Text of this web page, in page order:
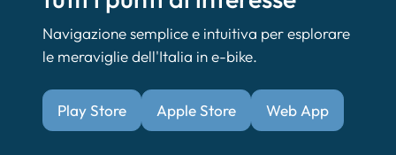
Navigazione semplice e intuitiva per esplorare
le meraviglie dell'Italia in e-bike.
Play Store Apple Store Web App